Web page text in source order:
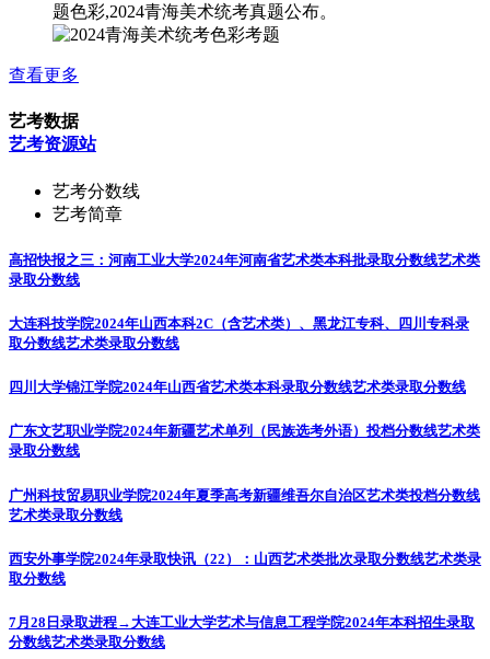
题色彩,2024青海美术统考真题公布。
查看更多
艺考数据
艺考资源站
艺考分数线
艺考简章
高招快报之三：河南工业大学2024年河南省艺术类本科批录取分数线艺术类
录取分数线
大连科技学院2024年山西本科2C（含艺术类）、黑龙江专科、四川专科录
取分数线艺术类录取分数线
四川大学锦江学院2024年山西省艺术类本科录取分数线艺术类录取分数线
广东文艺职业学院2024年新疆艺术单列（民族选考外语）投档分数线艺术类
录取分数线
广州科技贸易职业学院2024年夏季高考新疆维吾尔自治区艺术类投档分数线
艺术类录取分数线
西安外事学院2024年录取快讯（22）：山西艺术类批次录取分数线艺术类录
取分数线
7月28日录取进程→大连工业大学艺术与信息工程学院2024年本科招生录取
分数线艺术类录取分数线